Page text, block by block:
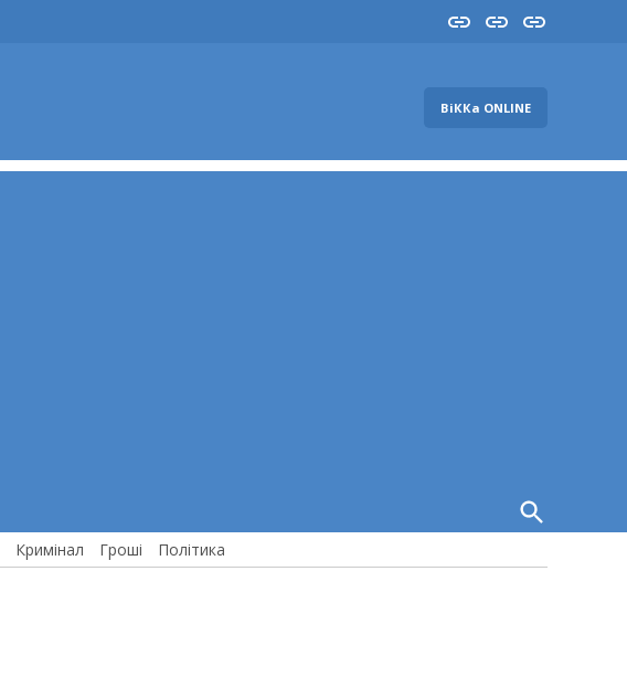
InstaYouTube
FB
ВіККа ONLINE
Open
Search
Кримінал Гроші Політика